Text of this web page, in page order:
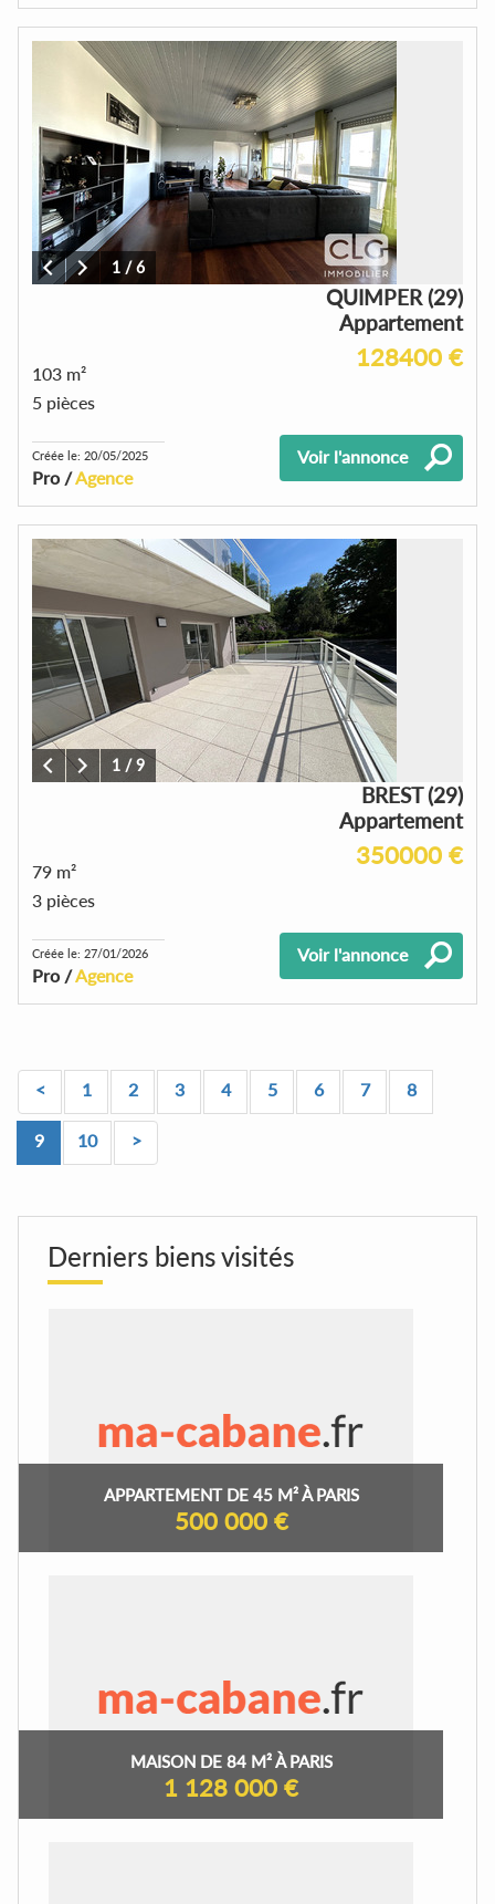
1 /6
QUIMPER (29)
Appartement
128400 €
103 m²
5 pièces
Créée le: 20/05/2025
Pro /Agence
Voir l'annonce
1 /9
BREST (29)
Appartement
350000 €
79 m²
3 pièces
Créée le: 27/01/2026
Pro /Agence
Voir l'annonce
< 1 2 3 4 5 6 7 8
9 10 >
Derniers biens visités
APPARTEMENT DE 45 M² À PARIS
500 000 €
MAISON DE 84 M² À PARIS
1 128 000 €